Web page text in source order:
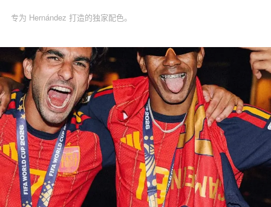
专为 Hernández 打造的独家配色。